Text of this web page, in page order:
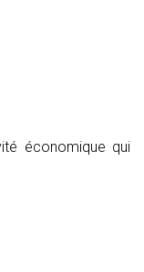
économique qui